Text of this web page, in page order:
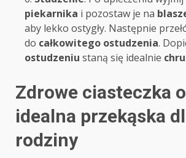
piekarnika i pozostaw je na
aby lekko ostygły. Następnie
do całkowitego ostudzenia.
ostudzeniu staną się idealnie
Zdrowe ciasteczka
idealna przekąska
rodziny